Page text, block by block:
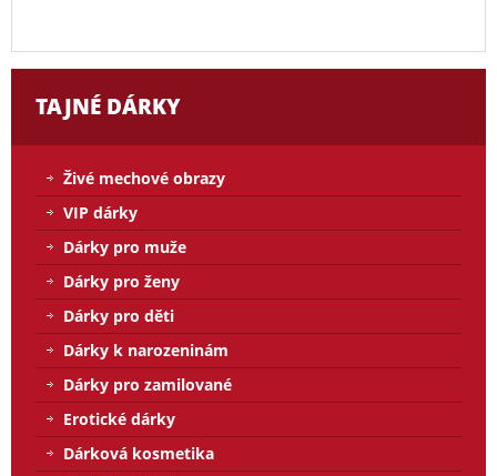
TAJNÉ DÁRKY
Živé mechové obrazy
VIP dárky
Dárky pro muže
Dárky pro ženy
Dárky pro děti
Dárky k narozeninám
Dárky pro zamilované
Erotické dárky
Dárková kosmetika